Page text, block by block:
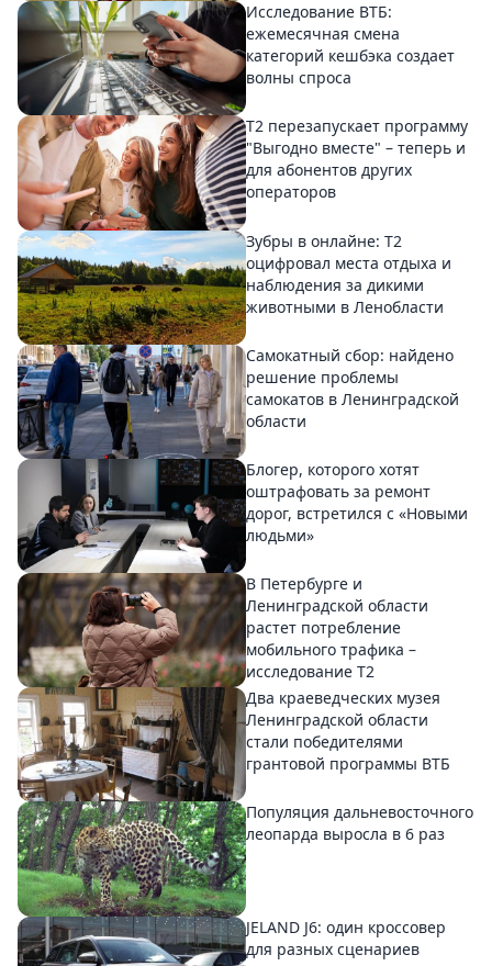
Исследование ВТБ:
ежемесячная смена
категорий кешбэка создает
волны спроса
Т2 перезапускает программу
"Выгодно вместе" – теперь и
для абонентов других
операторов
Зубры в онлайне: Т2
оцифровал места отдыха и
наблюдения за дикими
животными в Ленобласти
Самокатный сбор: найдено
решение проблемы
самокатов в Ленинградской
области
Блогер, которого хотят
оштрафовать за ремонт
дорог, встретился с «Новыми
людьми»
В Петербурге и
Ленинградской области
растет потребление
мобильного трафика –
исследование T2
Два краеведческих музея
Ленинградской области
стали победителями
грантовой программы ВТБ
Популяция дальневосточного
леопарда выросла в 6 раз
JELAND J6: один кроссовер
для разных сценариев